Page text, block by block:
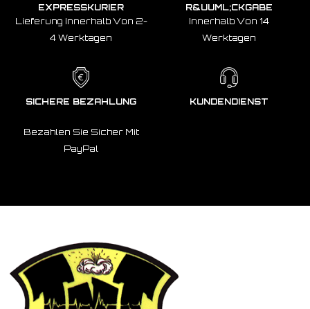
EXPRESSKURIER
Lieferung Innerhalb Von 2-
4 Werktagen
R&UUML;CKGABE
Innerhalb Von 14
Werktagen
SICHERE BEZAHLUNG
Bezahlen Sie Sicher Mit
PayPal
KUNDENDIENST